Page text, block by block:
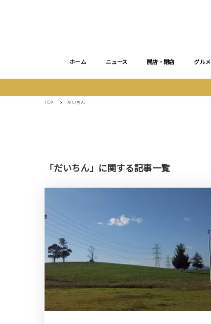
ホーム ニュース 開店・閉店 グルメ
TOP だいちん
「だいちん」に関する記事一覧